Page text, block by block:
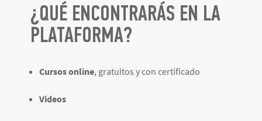
¿QUÉ ENCONTRARÁS EN LA
PLATAFORMA?
Cursos online, gratuitos y con certificado
Videos